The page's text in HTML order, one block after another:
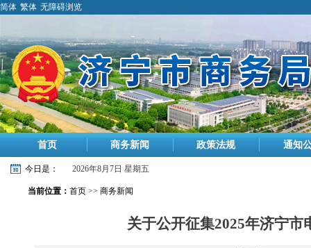
简体 繁体 无障碍浏览
首页 商务新闻 政策法规 通知
今日是： 2026年8月7日 星期五
当前位置： 首页 >> 商务新闻
关于公开征集2025年济宁